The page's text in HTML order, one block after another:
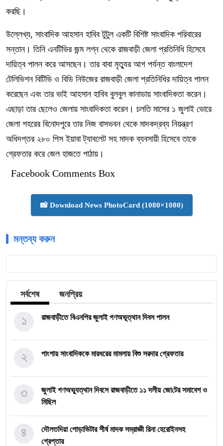
কর‌ছি।
উল্লেখ্য, সাংবাদিক আহসান হাবিব টুটুল একটি বিশিষ্ট সাংবাদিক পরিবারের
সন্তান। তিনি এনটিভির জন্ম লগ্ন থেকে রাজবাড়ী জেলা প্রতিনিধি হিসেবে
দায়িত্ব পালন করে আসছেন। তার বাবা মৃত্যুর আগ পর্যন্ত বাংলাদেশ
টেলিভিশন বিটিভি ও বিডি নিউজের রাজবাড়ী জেলা প্রতিনিধির দায়িত্ব পালন
করেছেন এবং তার ভাই আহসান হাবিব বুলবুল কানাডায় সাংবাদিকতা করেন।
এছাড়া তার ছেলেও জেলায় সাংবাদিকতা করেন। চলতি মাসের ১ জুলাই ভোরে
জেলা শহরের বিনোদপুরে তার নিজ বাসভবন থেকে মাদকদ্রব্য নিয়ন্ত্রণ
অধিদপ্তর ২৮০ পিস ইয়াবা ট্যাবলেট সহ মাদক ব্যবসায়ী হিসেবে তাকে
গ্রেফতার করে জেল হাজতে পাঠায়।
Facebook Comments Box
📸 Download News PhotoCard (1080×1080)
মন্তব্য করুন
সর্বশেষ জনপ্রিয়
রাজবাড়ীতে বিএন‌পির জুলাই গণঅভূত্থান দিবস পালন
১
পাংশায় সাংবাদিককে মারধরের মামলায় বিশু সরদার গ্রেফতার
২
জুলাই গণঅভ্যুত্থান দিবসে রাজবাড়ীতে ১১ দলীয় জো‌টের সমাবেশ ও
মি‌ছিল
৩
দৌলতদিয়া পোড়াভিটার শীর্ষ মাদক সম্রাজ্ঞী রিনা হেরোইনসহ
গ্রেপ্তার
৪